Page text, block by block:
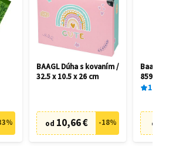
%
BAAGL Dúha s kovaním /
32.5 x 10.5 x 26 cm
od 10,66 € -18%
Baagl A5
100
od